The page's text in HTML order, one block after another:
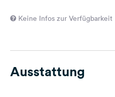
Keine Infos zur Verfügbarkeit
Ausstattung